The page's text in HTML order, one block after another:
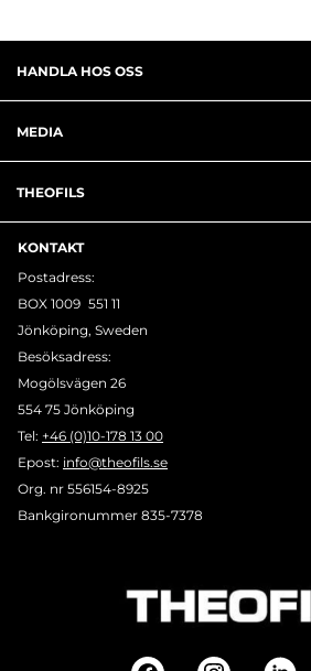
HANDLA HOS OSS
MEDIA
THEOFILS
KONTAKT
Postadress:
BOX 1009 551 11
Jönköping, Sweden
Besöksadress:
Mogölsvägen 26
554 75 Jönköping
Tel: +46 (0)10-178 13 00
Epost: info@theofils.se
Org. nr 556154-8925
Bankgironummer 835-7378